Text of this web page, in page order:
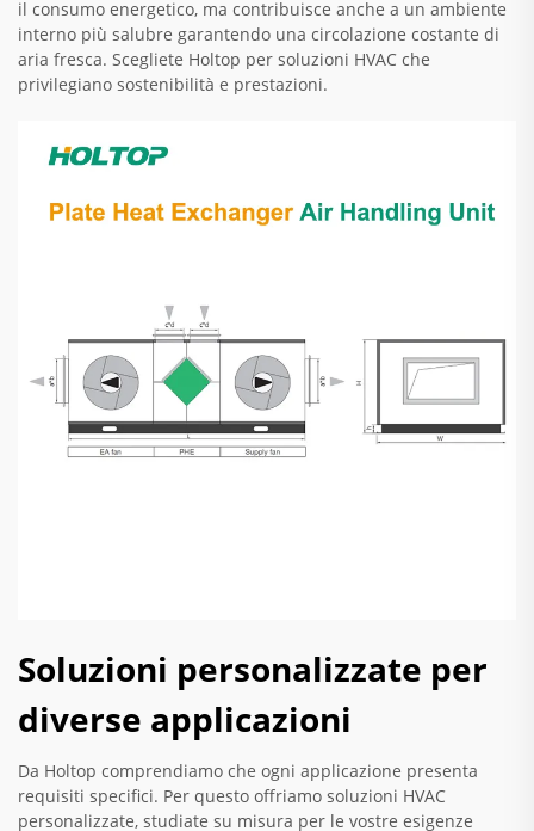
il consumo energetico, ma contribuisce anche a un ambiente
interno più salubre garantendo una circolazione costante di
aria fresca. Scegliete Holtop per soluzioni HVAC che
privilegiano sostenibilità e prestazioni.
Soluzioni personalizzate per
diverse applicazioni
Da Holtop comprendiamo che ogni applicazione presenta
requisiti specifici. Per questo offriamo soluzioni HVAC
personalizzate, studiate su misura per le vostre esigenze